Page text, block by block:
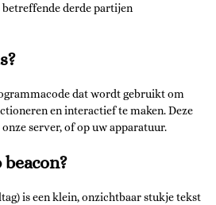
betreffende derde partijen
dat wordt gebruikt om
en interactief te maken. Deze
server, of op uw apparatuur.
beacon?
is een klein, onzichtbaar stukje tekst